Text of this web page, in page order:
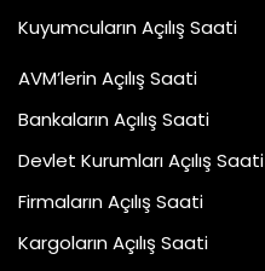
Kuyumcuların Açılış Saati
AVM’lerin Açılış Saati
Bankaların Açılış Saati
Devlet Kurumları Açılış Saati
Firmaların Açılış Saati
Kargoların Açılış Saati